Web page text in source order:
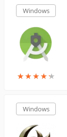
Windows
★★★★★
★★★★★
Windows